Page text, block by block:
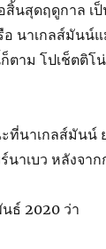
นสุดฤดูกาล เ
นาเกลส์มันน์
าม โปเช็ตติโ
ที่นาเกลส์มันน์
าเบว หลังจา
ธ์ 2020 ว่า